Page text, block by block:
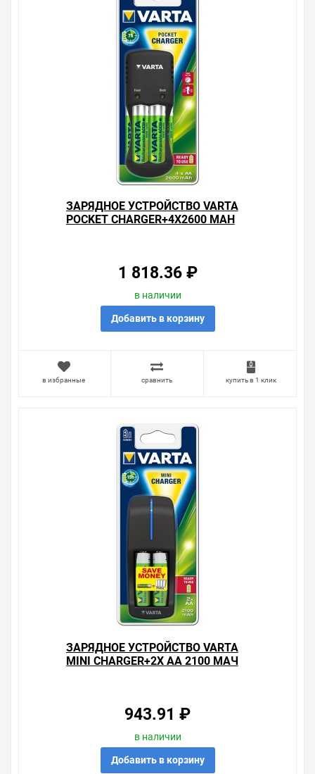
Мы предлагаем большой выбор товаров из категории
Зарядные устройства для аккумуляторов
по хорошим ценам. Уверены, что вы найдете на нашем
сайте именно то, что искали, потратив на это минимум
времени. Есть поиск по позициям.
Весь товар сертифицирован, отвечает требованиям
качества. Мы работаем с проверенными
поставщиками, продаем товар от давно
зарекомендовавших себя брендов.
Быстрая доставка в любой город – несколько
вариантов, вы всегда можете выбрать наиболее
удобный. Зарядное устройство VARTA Pocket
Charger+4x АА 2100 мАч 4008496850518 , можно
получить в пункте выдачи, или заказать курьерскую
объезжать магазины, тратить время, выбирать из
того, что предлагают, а не покупать то, что нужно, что
Брак – это исключение в нашем ассортименте. Если он
выявлен, то возврат товара осуществляется в
защите прав потребителя». Это не значит, что нужно
тратить много времени на решение проблемы.
Правила, согласно которым урегулируется проблема,
возвращаем деньги.
Наличие Зарядное устройство VARTA Pocket
Charger+4x АА 2100 мАч 4008496850518 на складе
уточняйте у менеджера. Также можно получить
консультацию по тому, что мы продаем, узнать
преимущества конкретного товара, получить
информацию об отличительных особенностях товара,
который вы собираетесь купить. Мы всегда рады
помочь, посоветовать, рассказать подробно о товарах
из нашего ассортимента.
Свяжитесь с нами любым способом, который для вас
наиболее удобен. С удовольствием ответим на все
ЗАРЯДНОЕ УСТРОЙСТВО VARTA
POCKET CHARGER+4X2600 MAH
1 818.36 ₽
в наличии
Добавить в корзину
в избранные сравнить купить в 1 клик
ЗАРЯДНОЕ УСТРОЙСТВО VARTA
MINI CHARGER+2X АА 2100 МАЧ
943.91 ₽
в наличии
Добавить в корзину